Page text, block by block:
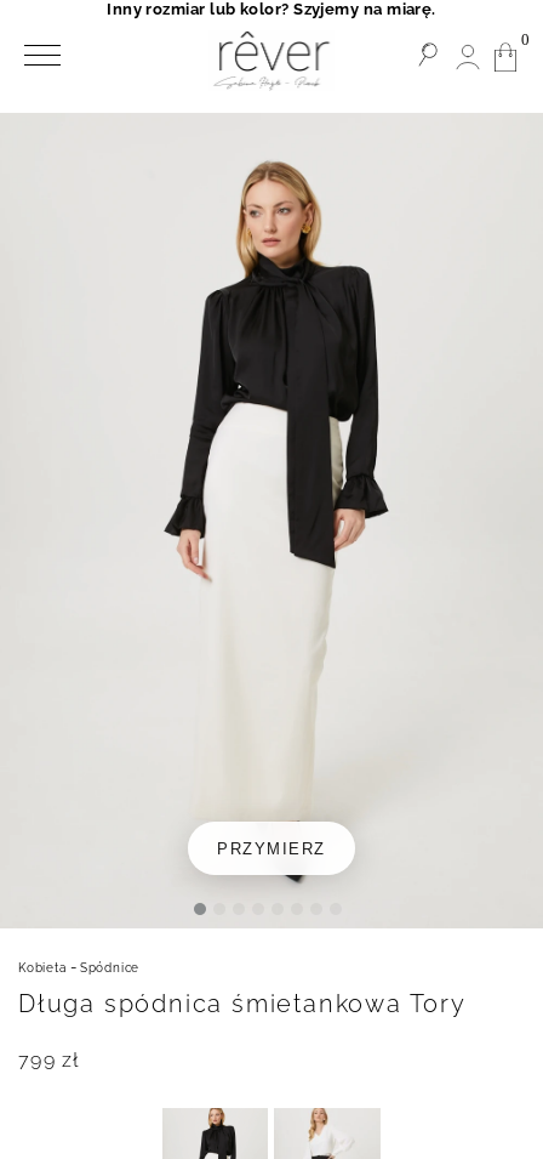
PRZYMIERZ
Kobieta - Spódnice
Długa spódnica śmietankowa Tory
799zł
0
Inny rozmiar lub kolor? Szyjemy na miarę.